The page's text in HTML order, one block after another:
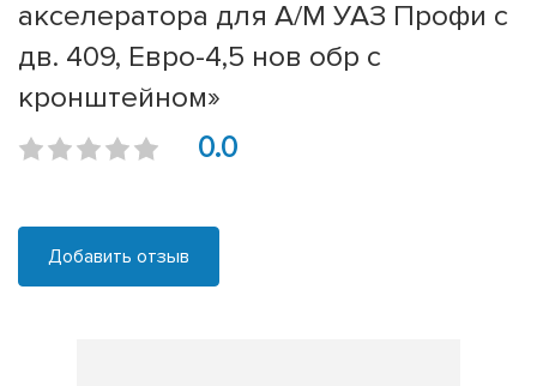
акселератора для А/М УАЗ Профи с
дв. 409, Евро-4,5 нов обр с
кронштейном»
0.0
Добавить отзыв